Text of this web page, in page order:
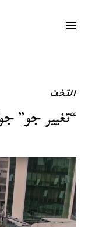
التخت
“تغيير جو”